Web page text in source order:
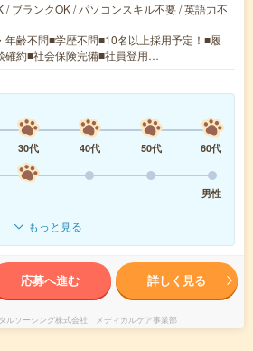
/ ブランクOK / パソコンスキル不要 / 英語力不
年齢不問■学歴不問■10名以上採用予定！■履
確約■社会保険完備■社員登用…
30代 40代 50代
60代
男性
もっと見る
応募へ進む 詳しく見る
ルソーシング株式会社 メディカルケア事業部